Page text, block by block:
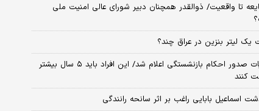
تا واقعیت/ ذوالقدر همچنان دبیر شورای ‌عالی امنیت ملی
یک لیتر بنزین در عراق چند؟
جزئیات صدور احکام بازنشستگی اعلام شد/ این افراد باید ۵ سال بیشتر
کنند
اسماعیل بابایی راغب بر اثر سانحه رانندگی